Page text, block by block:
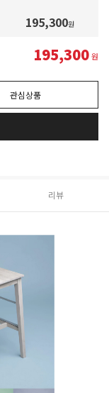
195,300원
195,300원
관심상품
리뷰